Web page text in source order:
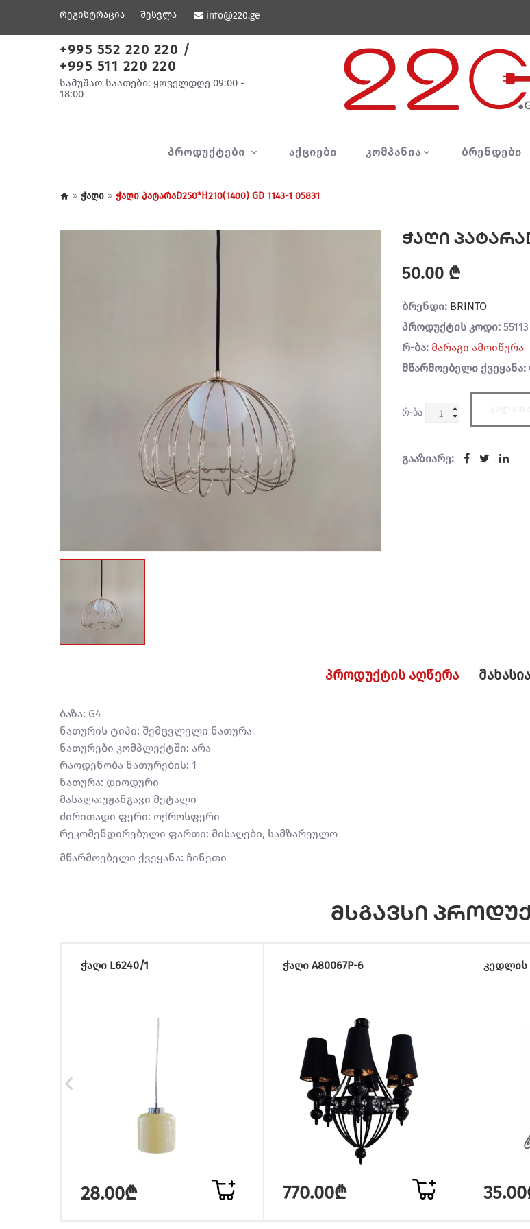
რეგისტრაცია შესვლა info@220.ge
+995 552 220 220 /
+995 511 220 220
სამუშაო საათები: ყოველდღე 09:00 -
18:00
ᲞᲠᲝᲓᲣᲥᲢᲔᲑᲘ ᲐᲥᲪᲘᲔᲑᲘ ᲙᲝᲛᲞᲐᲜᲘᲐ ᲑᲠᲔᲜᲓᲔᲑᲘ
ჭაღი ჭაღი პატარაD250*H210(1400) GD 1143-1 05831
ჭაღი
50.00 ₾
ბრენდი: BRINTO
პროდუქტის კოდი: 55113
რ-ბა: მარაგი ამოიწურა
მწარმოებელი ქვეყანა:
რ-ბა
გააზიარე:
პროდუქტის აღწერა
ბაზა: G4
ნათურის ტიპი: შემცვლელი ნათურა
ნათურები კომპლექტში: არა
რაოდენობა ნათურების: 1
ნათურა: დიოდური
მასალა:უჟანგავი მეტალი
ძირითადი ფერი: ოქროსფერი
რეკომენდირებული ფართი: მისაღები, სამზარეულო
მწარმოებელი ქვეყანა: ჩინეთი
მსგავსი
ჭაღი L6240/1
28.00₾
ჭაღი A80067P-6
770.00₾
კედლის